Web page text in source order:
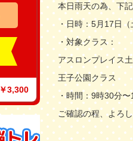
本日雨天の為、下
・日時：5月17日（
・対象クラス：
アスロンプレイス
王子公園クラス
・時間：9時30分
ご確認の程、よろ
￥3,300